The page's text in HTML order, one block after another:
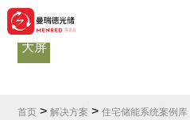
数据
大屏
首页 >解决方案 >住宅储能系统案例库